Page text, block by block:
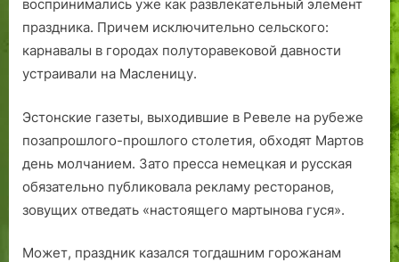
воспринимались уже как развлекательный элемент
праздника. Причем исключительно сельского:
карнавалы в городах полуторавековой давности
устраивали на Масленицу.
Эстонские газеты, выходившие в Ревеле на рубеже
позапрошлого-прошлого столетия, обходят Мартов
день молчанием. Зато пресса немецкая и русская
обязательно публиковала рекламу ресторанов,
зовущих отведать «настоящего мартынова гуся».
Может, праздник казался тогдашним горожанам